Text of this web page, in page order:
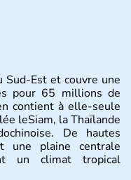
Sud-Est et couvre une
pour 65 millions de
contient à elle-seule
leSiam, la Thaïlande
De hautes
une plaine centrale
un climat tropical